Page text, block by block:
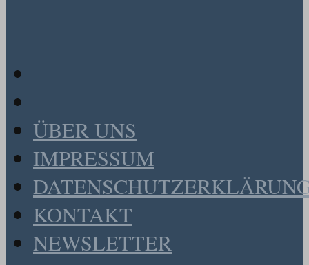
ÜBER UNS
IMPRESSUM
KONTAKT
NEWSLETTER